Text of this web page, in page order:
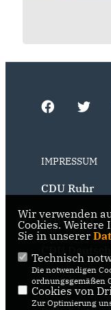
IMPRESSUM
CDU Ruhr
CDU NRW
RSS der
Wir verwenden
Cookies. Weitere
Sie in unserer
Technisch
Die notwendigen
ordnungsgemäßen
Cookies von
Zur Optimierung